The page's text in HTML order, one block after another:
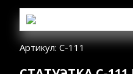
Артикул: С-111